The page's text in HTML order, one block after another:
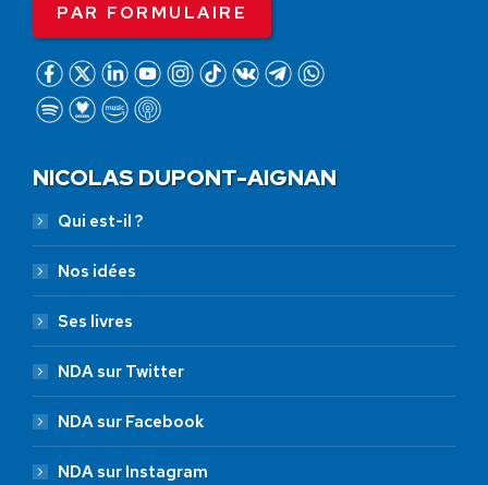
PAR FORMULAIRE
NICOLAS DUPONT-AIGNAN
Qui est-il ?
Nos idées
Ses livres
NDA sur Twitter
NDA sur Facebook
NDA sur Instagram